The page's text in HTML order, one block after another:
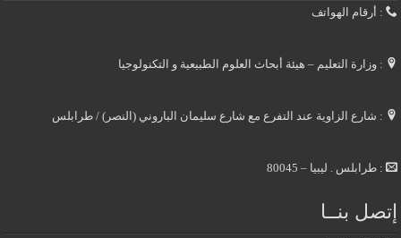
: أرقام الهواتف
: وزارة التعليم – هيئة أبحاث العلوم الطبيعية و التكنولوجيا
: شارع الزاوية عند التفرع مع شارع سليمان الباروني (النصر) / طرابلس
: طرابلس . ليبيا – 80045
إتصل بنــا